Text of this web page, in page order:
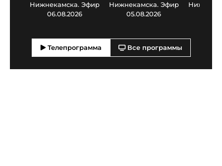
Нижнекамска. Эфир
06.08.2026
Нижнекамска. Эфир
05.08.2026
Телепрограмма Все программы